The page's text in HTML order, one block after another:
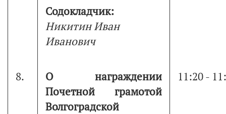
Содокладчик:
Никитин Иван
Иванович
8.
О награждении
Почетной грамотой
Волгоградской
11:20 -